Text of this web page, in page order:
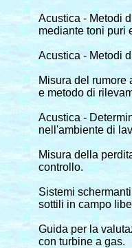
Acustica - Metodi
mediante toni puri
Acustica - Metodi
Misura del rumore
e metodo di
Acustica -
nell'ambiente di
Misura della
controllo.
Sistemi
sottili in campo
Guida per la
con turbine a gas.